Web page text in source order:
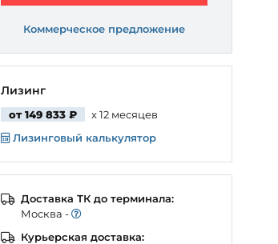
Коммерческое предложение
Лизинг
от 149 833 ₽
x 12 месяцев
Лизинговый калькулятор
Доставка ТК до терминала:
Моcква -
Курьерская доставка: